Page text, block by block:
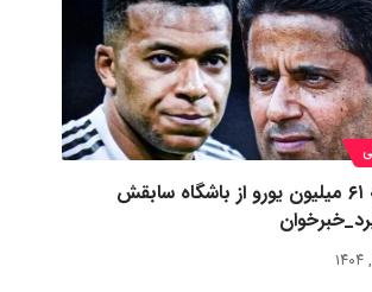
ام‌باپه ۶۱ میلیون یورو از باشگاه سابقش